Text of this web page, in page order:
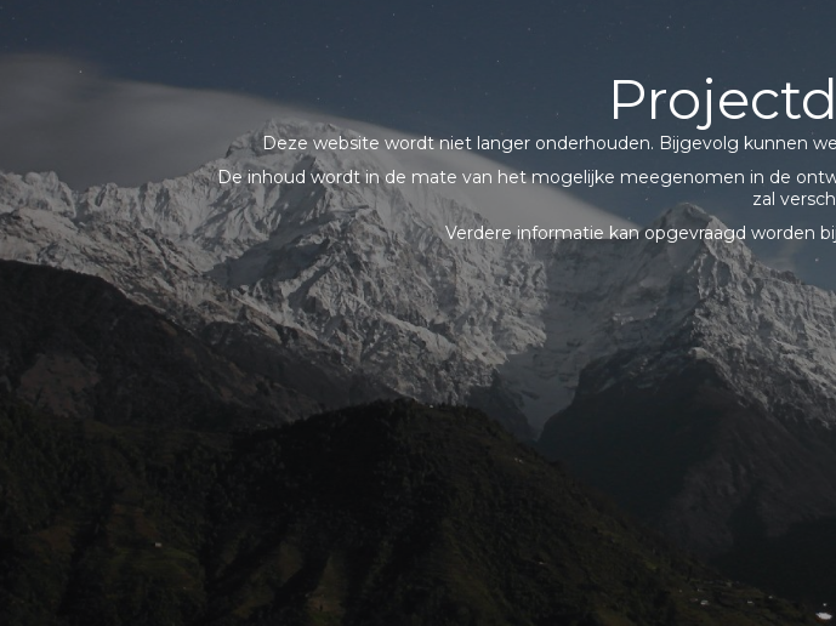
Deze website wordt niet langer onderhouden. Bijgevolg kunnen
De inhoud wordt in de mate van het mogelijke meegenomen in de
zal
Verdere informatie kan opgevraagd worden bij